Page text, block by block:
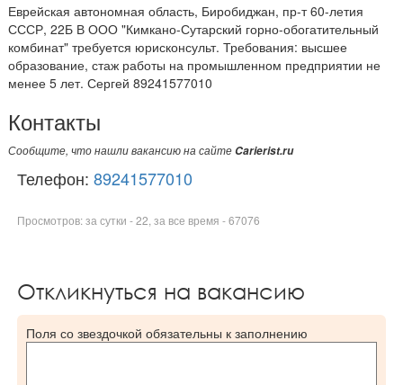
Еврейская автономная область, Биробиджан, пр-т 60-летия
СССР, 22Б В ООО "Кимкано-Сутарский горно-обогатительный
комбинат" требуется юрисконсульт. Требования: высшее
образование, стаж работы на промышленном предприятии не
менее 5 лет. Сергей 89241577010
Контакты
Сообщите, что нашли вакансию на сайте Carierist.ru
Телефон: 89241577010
Просмотров: за сутки - 22, за все время - 67076
Откликнуться на вакансию
Поля со звездочкой обязательны к заполнению